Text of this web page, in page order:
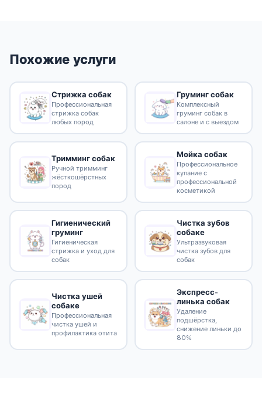
Похожие услуги
Стрижка собак
Профессиональная
стрижка собак
любых пород
Груминг собак
Комплексный
груминг собак в
салоне и с выездом
Тримминг собак
Ручной тримминг
жёсткошёрстных
пород
Мойка собак
Профессиональное
купание с
профессиональной
косметикой
Гигиенический
груминг
Гигиеническая
стрижка и уход для
собак
Чистка зубов
собаке
Ультразвуковая
чистка зубов для
собак
Чистка ушей
собаке
Профессиональная
чистка ушей и
профилактика отита
Экспресс-
линька собак
Удаление
подшёрстка,
снижение линьки до
80%